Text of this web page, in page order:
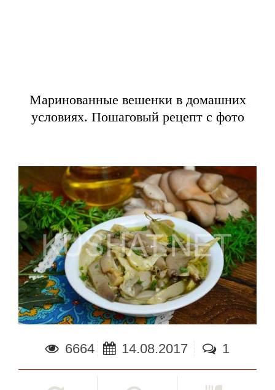
Маринованные вешенки в домашних
условиях. Пошаговый рецепт с фото
6664 14.08.2017 1